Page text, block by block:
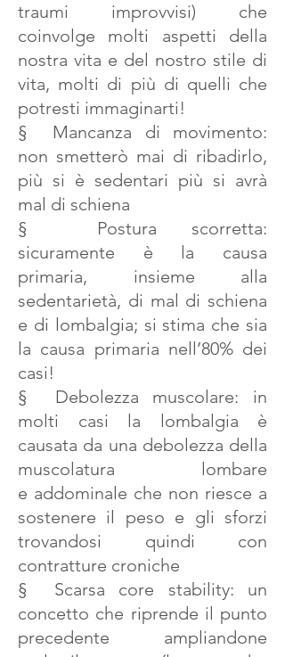
traumi improvvisi) che
coinvolge molti aspetti della
nostra vita e del nostro stile di
vita, molti di più di quelli che
potresti immaginarti!
§ Mancanza di movimento:
non smetterò mai di ribadirlo,
più si è sedentari più si avrà
mal di schiena
§ Postura scorretta:
sicuramente è la causa
primaria, insieme alla
sedentarietà, di mal di schiena
e di lombalgia; si stima che sia
la causa primaria nell’80% dei
casi!
§ Debolezza muscolare: in
molti casi la lombalgia è
causata da una debolezza della
muscolatura lombare
e addominale che non riesce a
sostenere il peso e gli sforzi
trovandosi quindi con
contratture croniche
§ Scarsa core stability: un
concetto che riprende il punto
precedente ampliandone